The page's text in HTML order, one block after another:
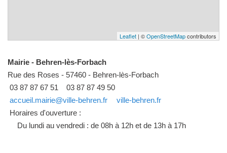
Leaflet | ©OpenStreetMapcontributors
Mairie - Behren-lès-Forbach
Rue des Roses - 57460 - Behren-lès-Forbach
03 87 87 67 51
03 87 87 49 50
accueil.mairie@ville-behren.fr
ville-behren.fr
Horaires d'ouverture :
Du lundi au vendredi : de 08h à 12h et de 13h à 17h